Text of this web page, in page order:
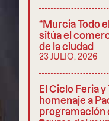
“Murcia Todo
sitúa el
de la ciudad
23 JULIO, 2026
El Ciclo Feria
homenaje a
programación